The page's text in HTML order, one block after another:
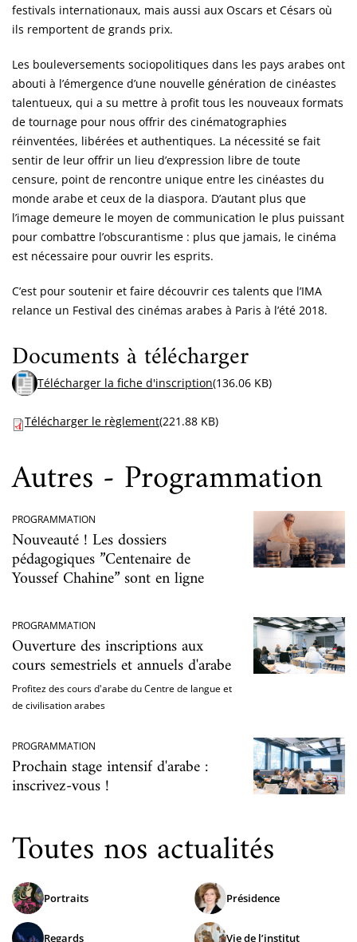
festivals internationaux, mais aussi aux Oscars et Césars où
ils remportent de grands prix.
Les bouleversements sociopolitiques dans les pays arabes ont
abouti à l’émergence d’une nouvelle génération de cinéastes
talentueux, qui a su mettre à profit tous les nouveaux formats
de tournage pour nous offrir des cinématographies
réinventées, libérées et authentiques. La nécessité se fait
sentir de leur offrir un lieu d’expression libre de toute
censure, point de rencontre unique entre les cinéastes du
monde arabe et ceux de la diaspora. D’autant plus que
l’image demeure le moyen de communication le plus puissant
pour combattre l’obscurantisme : plus que jamais, le cinéma
est nécessaire pour ouvrir les esprits.
C’est pour soutenir et faire découvrir ces talents que l’IMA
relance un Festival des cinémas arabes à Paris à l’été 2018.
Documents à télécharger
Télécharger la fiche d'inscription(136.06 KB)
Télécharger le règlement(221.88 KB)
Autres - Programmation
PROGRAMMATION
Nouveauté ! Les dossiers
pédagogiques ”Centenaire de
Youssef Chahine” sont en ligne
PROGRAMMATION
Ouverture des inscriptions aux
cours semestriels et annuels d'arabe
Profitez des cours d'arabe du Centre de langue et
de civilisation arabes
PROGRAMMATION
Prochain stage intensif d'arabe :
inscrivez-vous !
Toutes nos actualités
Portraits
Regards
Présidence
Vie de l’institut